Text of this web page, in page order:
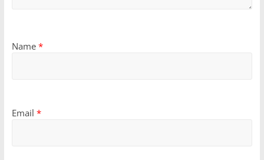
Name *
Email *